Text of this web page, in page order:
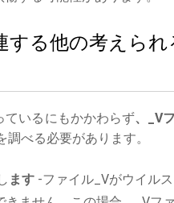
る他の考えられ
ているにもかかわらず、_V
べる必要があります。
ます -ファイル_Vがウイル